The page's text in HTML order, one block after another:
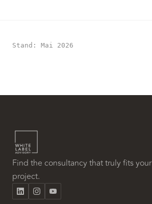
Stand: Mai 2026
Find the consultancy that truly fits your
project.